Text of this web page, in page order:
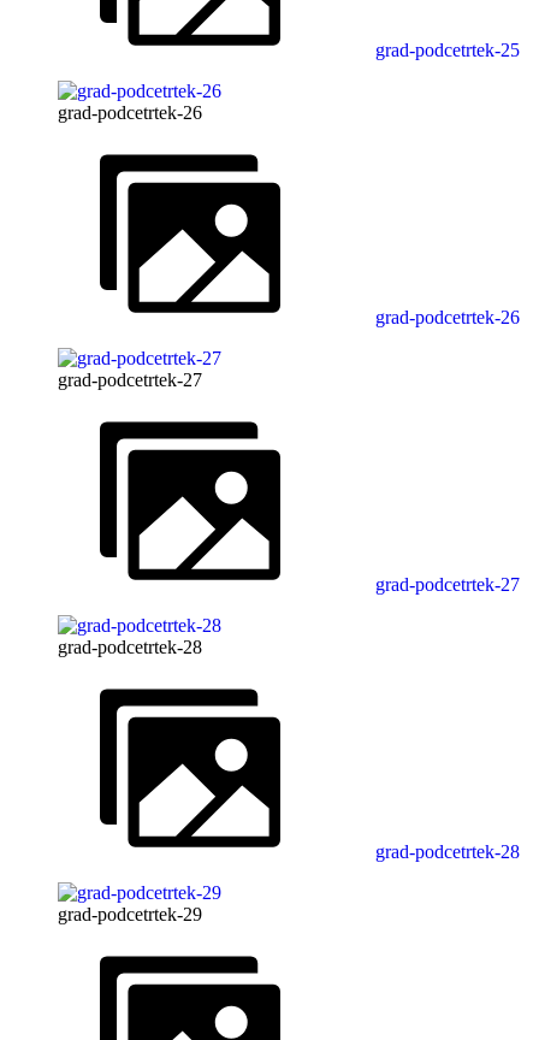
grad-podcetrtek-25
grad-podcetrtek-26
grad-podcetrtek-26
grad-podcetrtek-27
grad-podcetrtek-27
grad-podcetrtek-28
grad-podcetrtek-28
grad-podcetrtek-29